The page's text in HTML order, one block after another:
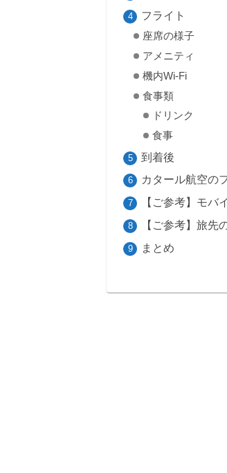
フライト
座席の様子
アメニティ
機内Wi-Fi
食事類
ドリンク
食事
到着後
カタール航空の
【ご参考】モバ
【ご参考】旅先
まとめ